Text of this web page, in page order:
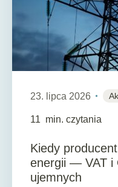
23. lipca 2026
11 min. czytania
Kiedy
energii — VAT i
ujemnych